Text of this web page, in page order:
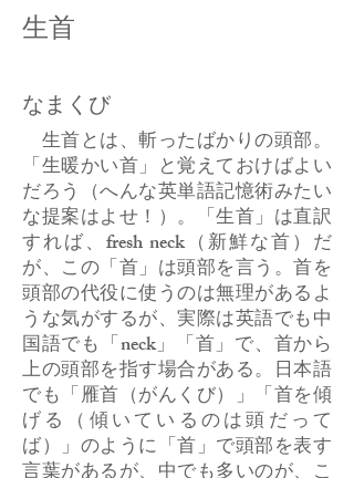
生首
なまくび
生首とは、斬ったばかりの頭部。
「生暖かい首」と覚えておけばよい
だろう（へんな英単語記憶術みたい
な提案はよせ！）。「生首」は直訳
すれば、fresh neck（新鮮な首）だ
が、この「首」は頭部を言う。首を
頭部の代役に使うのは無理があるよ
うな気がするが、実際は英語でも中
国語でも「neck」「首」で、首から
上の頭部を指す場合がある。日本語
でも「雁首（がんくび）」「首を傾
げる（傾いているのは頭だって
ば）」のように「首」で頭部を表す